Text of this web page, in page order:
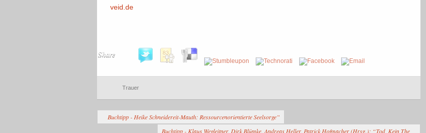
veid.de
Share
Trauer
Buchtipp - Heike Schneidereit-Mauth: Ressourcenorientierte Seelsorge”
Buchtipp - Klaus Wegleitner, Dirk Blümke, Andreas Heller, Patrick Hofmacher (Hrsg.): “Tod  Kein The